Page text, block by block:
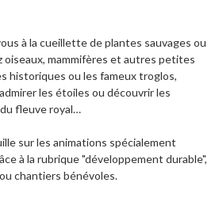
à la cueillette de plantes sauvages ou
oiseaux, mammifères et autres petites
historiques ou les fameux troglos,
les étoiles ou découvrir les
fleuve royal…
sur les animations spécialement
à la rubrique "développement durable",
chantiers bénévoles.